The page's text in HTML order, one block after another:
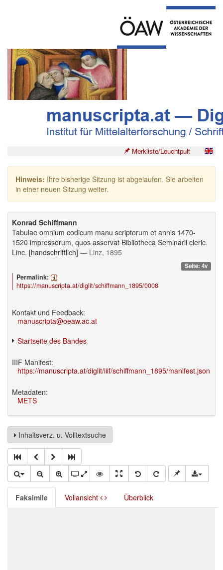
Merkliste/Leuchtpult
Hinweis: Ihre bisherige Sitzung ist abgelaufen. Sie arbeiten
in einer neuen Sitzung weiter.
Konrad Schiffmann
Tabulae omnium codicum manu scriptorum et annis 1470-
1520 impressorum, quos asservat Bibliotheca Seminarii cleric.
Linc. [handschriftlich] — Linz, 1895
Seite: 4v
Permalink:
https://manuscripta.at/diglit/schiffmann_1895/0008
Kontakt und Feedback:
manuscripta@oeaw.ac.at
Startseite des Bandes
IIIF Manifest:
https://manuscripta.at/diglit/iiif/schiffmann_1895/manifest.json
Metadaten:
METS
Inhaltsverz. u. Volltextsuche
Faksimile Vollansicht Überblick